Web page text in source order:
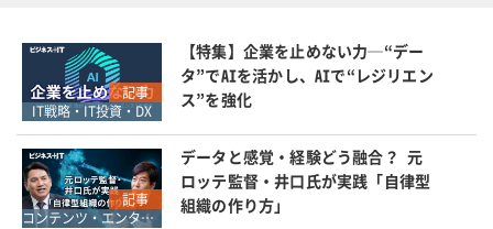
記事
IT戦略・IT投資・DX
【特集】企業を止めない力─“デー
タ”でAIを活かし、AIで“レジリエン
ス”を強化
記事
コンテンツ・エンタメ・文化芸能・スポーツ
データと感覚・経験どう融合？ 元
ロッテ監督・井口氏が実践「自律型
組織の作り方」